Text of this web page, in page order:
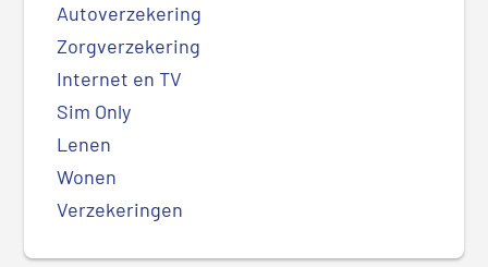
Autoverzekering
Zorgverzekering
Internet en TV
Sim Only
Lenen
Wonen
Verzekeringen